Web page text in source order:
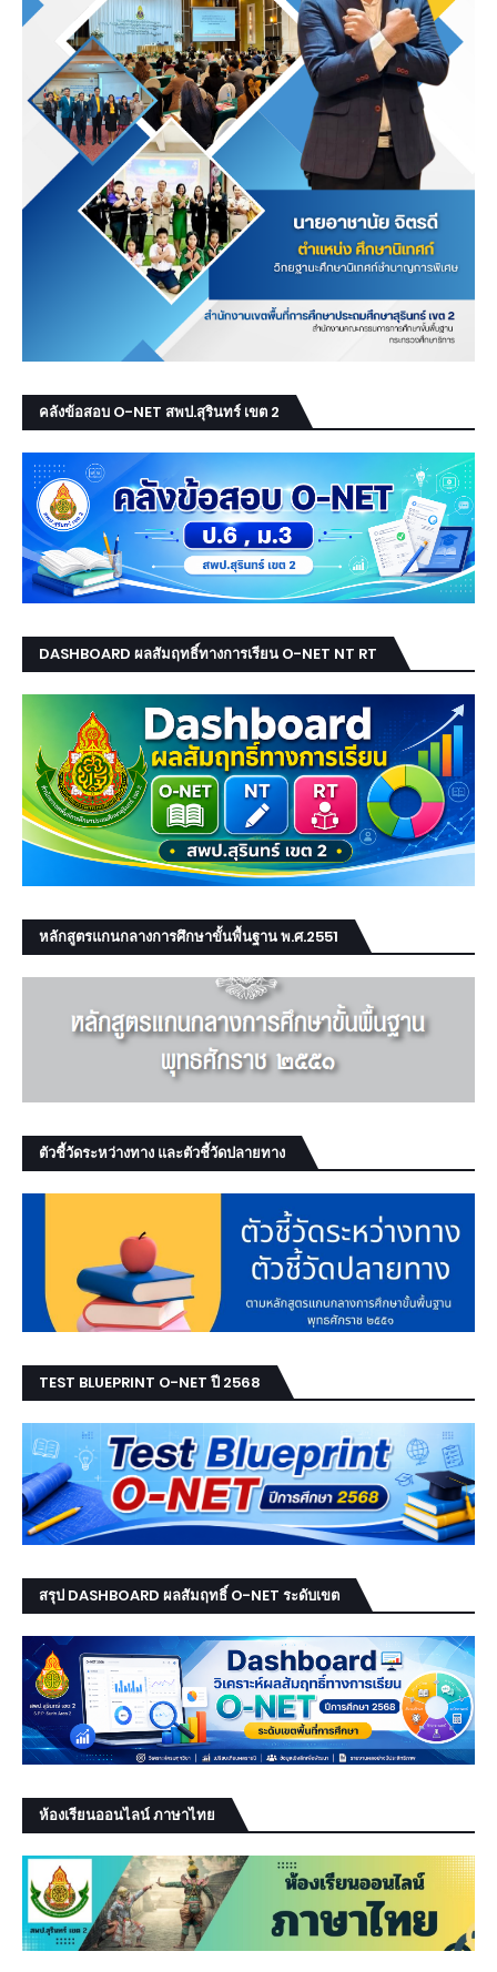
คลังข้อสอบ O-NET สพป.สุรินทร์ เขต 2
DASHBOARD ผลสัมฤทธิ์ทางการเรียน O-NET NT RT
หลักสูตรแกนกลางการศึกษาขั้นพื้นฐาน พ.ศ.2551
ตัวชี้วัดระหว่างทาง และตัวชี้วัดปลายทาง
TEST BLUEPRINT O-NET ปี 2568
สรุป DASHBOARD ผลสัมฤทธิ์ O-NET ระดับเขต
ห้องเรียนออนไลน์ ภาษาไทย